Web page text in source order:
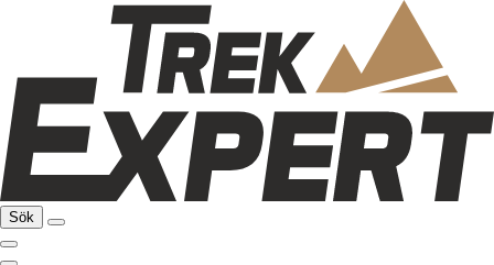
Sök